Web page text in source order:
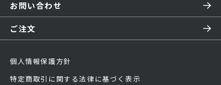
お問い合わせ
ご注文
個人情報保護方針
特定商取引に関する法律に基づく表示